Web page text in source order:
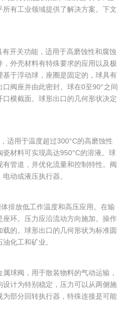
有工业领域提供了解决方案。下文
开关功能，适用于高磨蚀性和腐蚀
外壳材料有特殊要求的应用以及极
于浮动球，座圈是固定的，球具有
阀座并由此密封。球在0至90°之间
横截面。球形出口的几何形状决定
适用于温度超过300°C的高磨蚀性
材料可实现高达950°C的溶液。球
管道，并优化流量和控制特性。阀
动或液压执行器。
排放低工作温度和高压应用。在输
环。压力应沿流动方向施加。操作
的。球形出口的几何形状为标准圆
化工和矿业。
球阀，用于散装物料的气动运输，
计为特别稳定，压力可以从两侧施
部分回转执行器，特殊连接是可能